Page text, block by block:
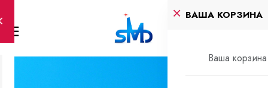
ВАША КОРЗИНА
Ваша корзина